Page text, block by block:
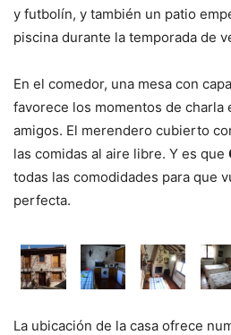
y futbolín, y también un patio
piscina durante la temporada de
En el comedor, una mesa con
favorece los momentos de charla
amigos. El merendero cubierto
las comidas al aire libre. Y es que
todas las comodidades para que
perfecta.
La ubicación de la casa ofrece